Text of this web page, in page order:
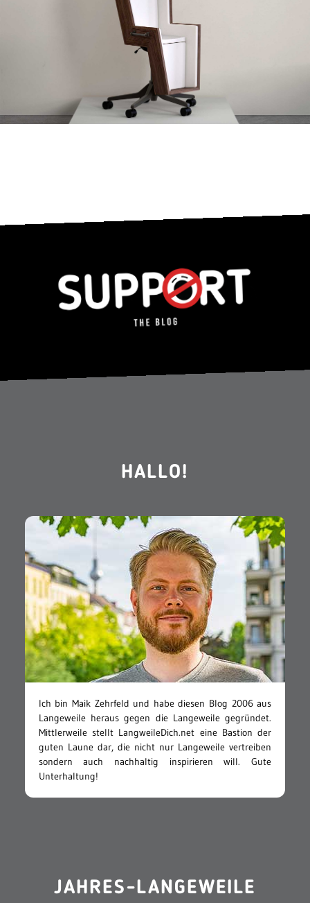
HALLO!
Ich bin Maik Zehrfeld und habe diesen Blog 2006 aus
Langeweile heraus gegen die Langeweile gegründet.
Mittlerweile stellt LangweileDich.net eine Bastion der
guten Laune dar, die nicht nur Langeweile vertreiben
sondern auch nachhaltig inspirieren will. Gute
Unterhaltung!
JAHRES-LANGEWEILE